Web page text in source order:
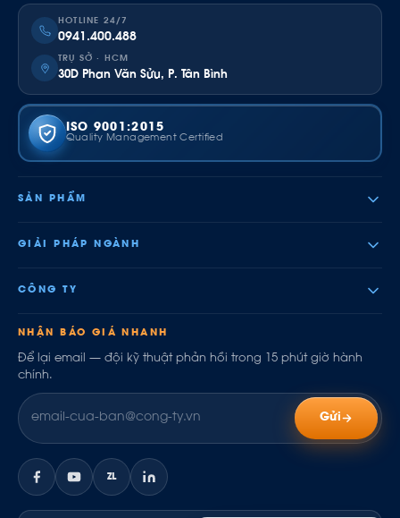
HOTLINE 24/7
0941.400.488
TRỤ SỞ · HCM
30D Phan Văn Sửu, P. Tân Bình
ISO 9001:2015
Quality Management Certified
SẢN PHẨM
GIẢI PHÁP NGÀNH
CÔNG TY
NHẬN BÁO GIÁ NHANH
Để lại email — đội kỹ thuật phản hồi trong 15 phút giờ hành
chính.
Gửi
ZL